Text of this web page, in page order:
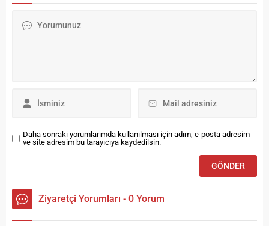
hizmet veriyor.
Daha sonraki yorumlarımda kullanılması için adım, e-posta adresim
ve site adresim bu tarayıcıya kaydedilsin.
Ziyaretçi Yorumları - 0 Yorum